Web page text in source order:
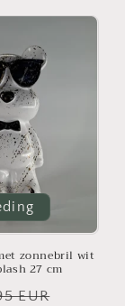
zonnebril wit
27 cm
EUR